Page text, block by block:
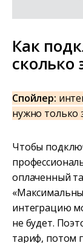
Как
сколько
Спойлер:
нужно только
Чтобы
оплаченный
интеграцию
не будет.
тариф, потом